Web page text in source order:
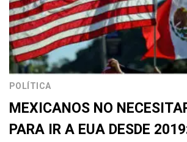
POLÍTICA
MEXICANOS NO
PARA IR A EUA DESDE